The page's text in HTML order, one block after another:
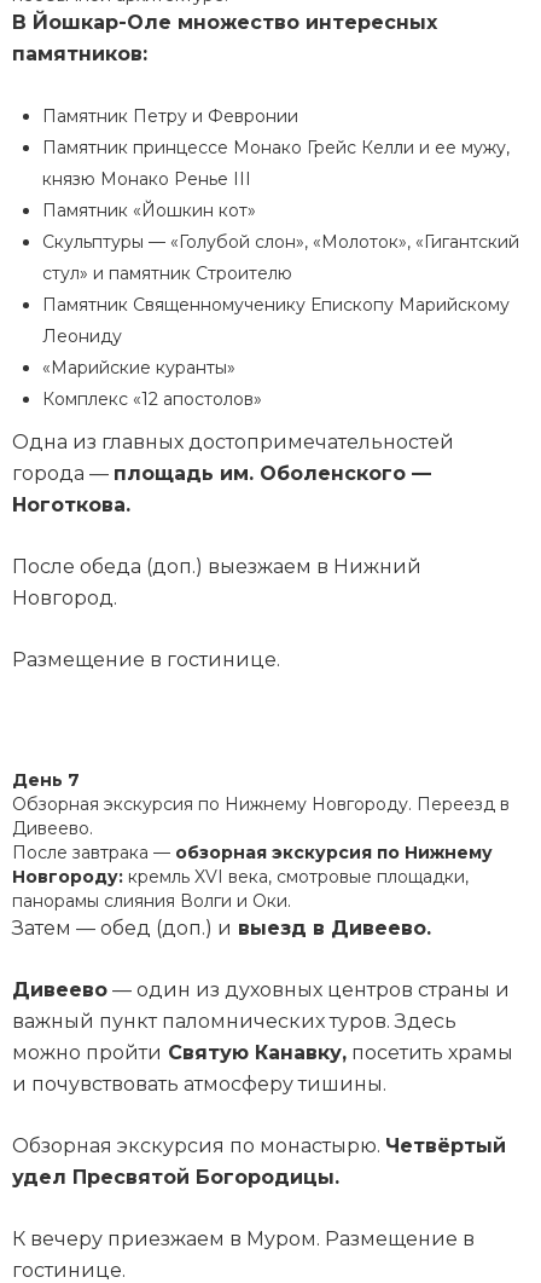
В Йошкар-Оле множество интересных
памятников:
Памятник Петру и Февронии
Памятник принцессе Монако Грейс Келли и ее мужу,
князю Монако Ренье III
Памятник «Йошкин кот»
Скульптуры — «Голубой слон», «Молоток», «Гигантский
стул» и памятник Строителю
Памятник Священномученику Епископу Марийскому
Леониду
«Марийские куранты»
Комплекс «12 апостолов»
Одна из главных достопримечательностей
города — площадь им. Оболенского —
Ноготкова.
После обеда (доп.) выезжаем в Нижний
Новгород.
Размещение в гостинице.
День 7
Обзорная экскурсия по Нижнему Новгороду. Переезд в
Дивеево.
После завтрака — обзорная экскурсия по Нижнему
Новгороду: кремль XVI века, смотровые площадки,
панорамы слияния Волги и Оки.
Затем — обед (доп.) и выезд в Дивеево.
Дивеево — один из духовных центров страны и
важный пункт паломнических туров. Здесь
можно пройти Святую Канавку, посетить храмы
и почувствовать атмосферу тишины.
Обзорная экскурсия по монастырю. Четвёртый
удел Пресвятой Богородицы.
К вечеру приезжаем в Муром. Размещение в
гостинице.